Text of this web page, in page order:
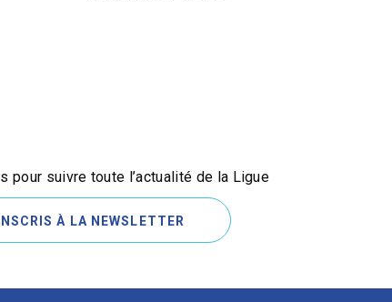
pour suivre toute l’actualité de la Ligue
À LA NEWSLETTER